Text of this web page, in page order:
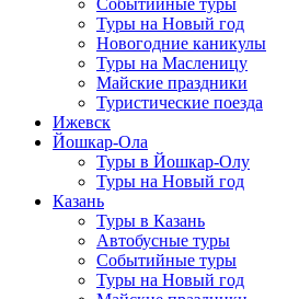
Туры на Новый год
Новогодние каникулы
Туры на Масленицу
Майские праздники
Туристические поезда
Ижевск
Йошкар-Ола
Туры в Йошкар-Олу
Туры на Новый год
Казань
Туры в Казань
Автобусные туры
Событийные туры
Туры на Новый год